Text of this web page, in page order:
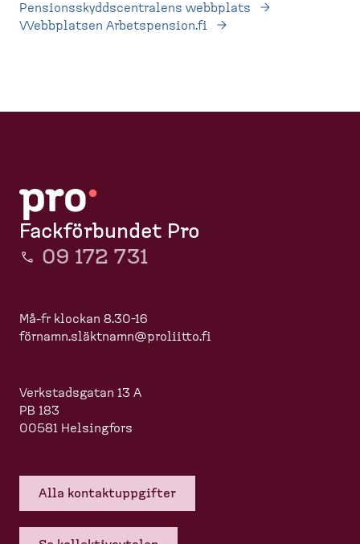
Pensionsskyddscentralens webbplats
Webbplatsen Arbetspension.fi
Fackförbundet Pro
09 172 731
Må-fr klockan 8.30-16
förnamn.släktnamn@proliitto.fi
Verkstadsgatan 13 A
PB 183
00581 Helsingfors
Alla kontakt­upp­gifter